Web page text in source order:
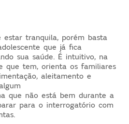
estar tranquila, porém basta
que já fica
sua saúde. É intuitivo, na
que tem, orienta os familiares
aleitamento e
que não está bem durante a
para o interrogatório com